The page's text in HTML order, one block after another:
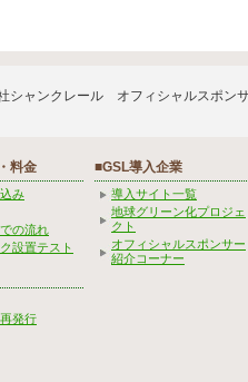
シャンクレール オフィシャルスポン
料金
み
の流れ
設置テスト
発行
■GSL導入企業
導入サイト一覧
地球グリーン化プロジェ
クト
オフィシャルスポンサー
紹介コーナー